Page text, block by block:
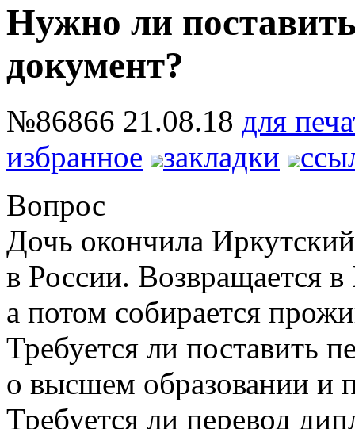
Нужно ли
документ?
№86866 21.08.18 для
избранное
закладки
Вопрос
Дочь окончила
в России. Возвращается
а потом собирается
Требуется ли поставить
о высшем образовании и
Требуется ли перевод